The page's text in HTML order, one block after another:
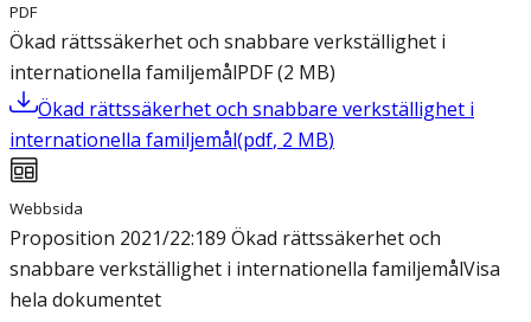
PDF
Ökad rättssäkerhet och snabbare verkställighet i
internationella familjemålPDF(2 MB)
Ökad rättssäkerhet och snabbare verkställighet i
internationella familjemål(pdf, 2 MB)
Webbsida
Proposition 2021/22:189 Ökad rättssäkerhet och
snabbare verkställighet i internationella familjemålVisa
hela dokumentet